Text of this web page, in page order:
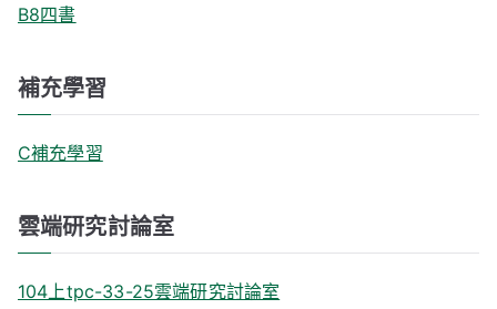
B8四書
補充學習
C補充學習
雲端研究討論室
104上tpc-33-25雲端研究討論室